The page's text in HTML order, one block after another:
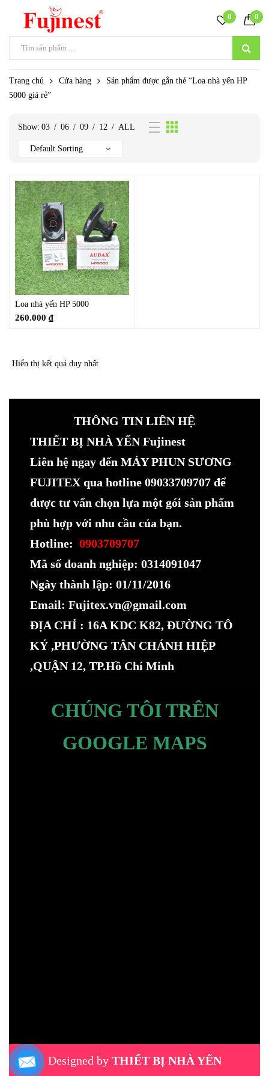
0 0
Trang chủ Cửa hàng
Sản phẩm được gắn thẻ “Loa nhà yến HP
5000 giá rẻ”
Show: 03 / 06 / 09 / 12 / ALL
Loa nhà yến HP 5000
260.000 ₫
Hiển thị kết quả duy nhất
THÔNG TIN LIÊN HỆ
THIẾT BỊ NHÀ YẾN Fujinest
Liên hệ ngay đến MÁY PHUN SƯƠNG
FUJITEX qua hotline 09033709707 để
được tư vấn chọn lựa một gói sản phẩm
phù hợp với nhu cầu của bạn.
Hotline: 0903709707
Mã số doanh nghiệp: 0314091047
Ngày thành lập: 01/11/2016
Email: Fujitex.vn@gmail.com
ĐỊA CHỈ : 16A KDC K82, ĐƯỜNG TÔ
KÝ ,PHƯỜNG TÂN CHÁNH HIỆP
,QUẬN 12, TP.Hồ Chí Minh
CHÚNG TÔI TRÊN
GOOGLE MAPS
Designed by THIẾT BỊ NHÀ YẾN